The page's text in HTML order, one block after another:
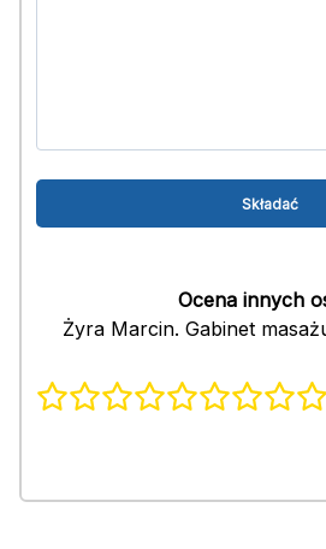
Ocena innych
Żyra Marcin. Gabinet